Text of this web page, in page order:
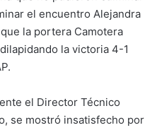
el encuentro Alejandra
la portera Camotera
la victoria 4-1
el Director Técnico
se mostró insatisfecho por